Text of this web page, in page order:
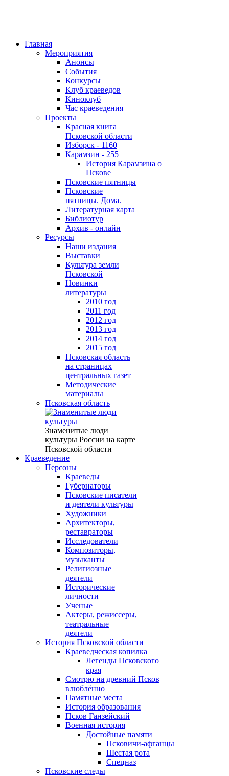
Главная
Мероприятия
Анонсы
События
Конкурсы
Клуб краеведов
Киноклуб
Час краеведения
Проекты
Красная книга
Псковской области
Изборск - 1160
Карамзин - 255
История Карамзина о
Пскове
Псковские пятницы
Псковские
пятницы. Дома.
Литературная карта
Библиотур
Архив - онлайн
Ресурсы
Наши издания
Выставки
Культура земли
Псковской
Новинки
литературы
2010 год
2011 год
2012 год
2013 год
2014 год
2015 год
Псковская область
на страницах
центральных газет
Методические
материалы
Псковская область
Знаменитые люди
культуры России на карте
Псковской области
Краеведение
Персоны
Краеведы
Губернаторы
Псковские писатели
и деятели культуры
Художники
Архитекторы,
реставраторы
Исследователи
Композиторы,
музыканты
Религиозные
деятели
Исторические
личности
Ученые
Актеры, режиссеры,
театральные
деятели
История Псковской области
Краеведческая копилка
Легенды Псковского
края
Смотрю на древний Псков
влюблённо
Памятные места
История образования
Псков Ганзейский
Военная история
Достойные памяти
Псковичи-афганцы
Шестая рота
Спецназ
Псковские следы